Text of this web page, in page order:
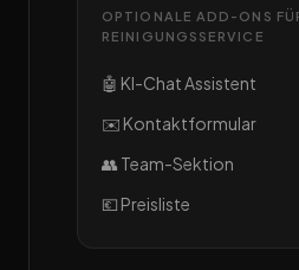
OPTIONALE ADD-ONS
REINIGUNGSSERVICE
🤖 KI-Chat Assistent
✉️ Kontaktformular
👥 Team-Sektion
💶 Preisliste